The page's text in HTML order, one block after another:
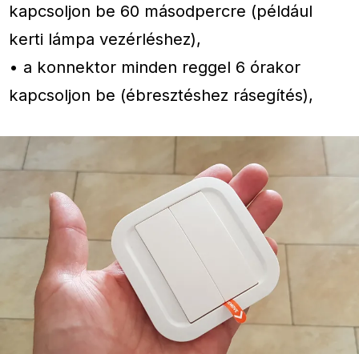
kapcsoljon be 60 másodpercre (például
kerti lámpa vezérléshez),
• a konnektor minden reggel 6 órakor
kapcsoljon be (ébresztéshez rásegítés),